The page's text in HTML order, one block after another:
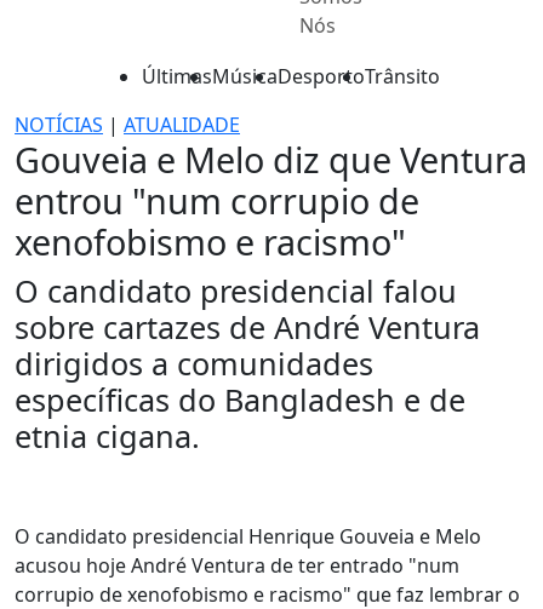
Nós
ÚltimasMúsicaDesportoTrânsito
NOTÍCIAS | ATUALIDADE
Gouveia e Melo diz que Ventura
entrou "num corrupio de
xenofobismo e racismo"
O candidato presidencial falou
sobre cartazes de André Ventura
dirigidos a comunidades
específicas do Bangladesh e de
etnia cigana.
O candidato presidencial Henrique Gouveia e Melo
acusou hoje André Ventura de ter entrado "num
corrupio de xenofobismo e racismo" que faz lembrar o